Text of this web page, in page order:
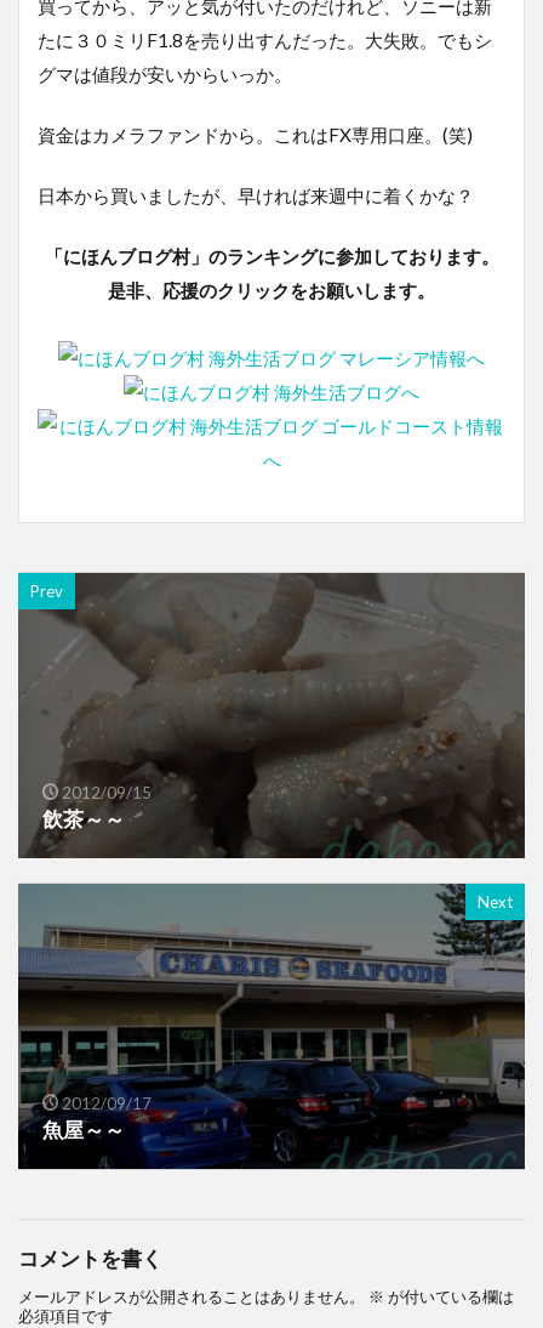
買ってから、アッと気が付いたのだけれど、ソニーは新
たに３０ミリF1.8を売り出すんだった。大失敗。でもシ
グマは値段が安いからいっか。
資金はカメラファンドから。これはFX専用口座。(笑)
日本から買いましたが、早ければ来週中に着くかな？
「にほんブログ村」のランキングに参加しております。
是非、応援のクリックをお願いします。
Prev
2012/09/15
飲茶～～
Next
2012/09/17
魚屋～～
コメントを書く
メールアドレスが公開されることはありません。 ※ が付いている欄は
必須項目です